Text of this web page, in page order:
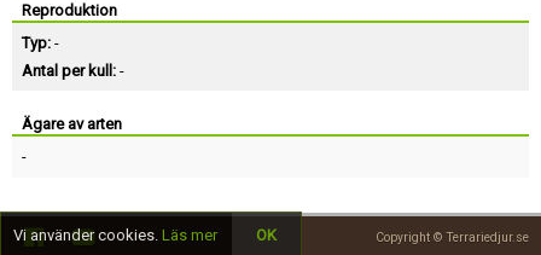
Reproduktion
Typ: -
Antal per kull: -
Ägare av arten
-
Copyright © Terrariedjur.se
Vi använder cookies. Läs mer OK